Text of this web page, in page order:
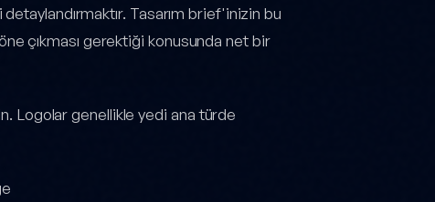
Tasarım brief'inizin bu
çıkması gerektiği konusunda net bir
Logolar genellikle yedi ana türde